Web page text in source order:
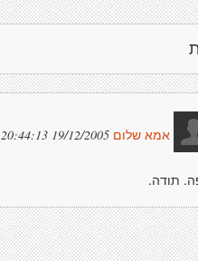
אמא שלום 19/12/2005 20:44:13
תודה.